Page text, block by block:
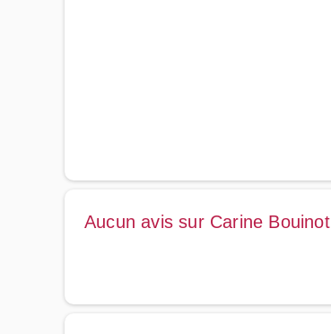
Aucun avis sur Carine Bouinot